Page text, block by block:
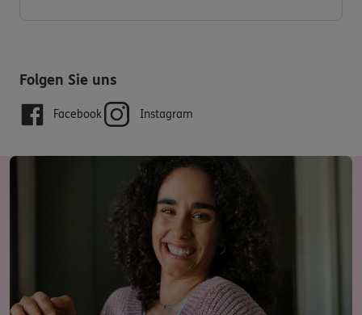
Folgen Sie uns
Facebook Instagram